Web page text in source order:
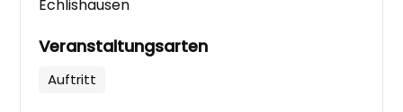
Echlishausen
Veranstaltungsarten
Auftritt